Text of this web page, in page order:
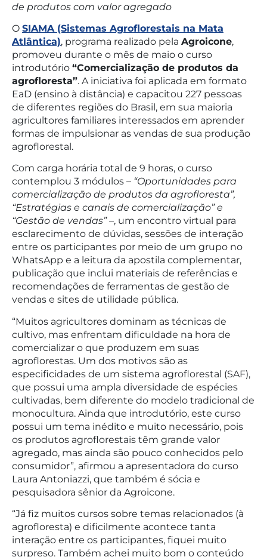
de produtos com valor agregado
O SIAMA (Sistemas Agroflorestais na Mata
Atlântica), programa realizado pela Agroicone,
promoveu durante o mês de maio o curso
introdutório “Comercialização de produtos da
agrofloresta”. A iniciativa foi aplicada em formato
EaD (ensino à distância) e capacitou 227 pessoas
de diferentes regiões do Brasil, em sua maioria
agricultores familiares interessados em aprender
formas de impulsionar as vendas de sua produção
agroflorestal.
Com carga horária total de 9 horas, o curso
contemplou 3 módulos – “Oportunidades para
comercialização de produtos da agrofloresta”,
“Estratégias e canais de comercialização” e
“Gestão de vendas”–, um encontro virtual para
esclarecimento de dúvidas, sessões de interação
entre os participantes por meio de um grupo no
WhatsApp e a leitura da apostila complementar,
publicação que inclui materiais de referências e
recomendações de ferramentas de gestão de
vendas e sites de utilidade pública.
“Muitos agricultores dominam as técnicas de
cultivo, mas enfrentam dificuldade na hora de
comercializar o que produzem em suas
agroflorestas. Um dos motivos são as
especificidades de um sistema agroflorestal (SAF),
que possui uma ampla diversidade de espécies
cultivadas, bem diferente do modelo tradicional de
monocultura. Ainda que introdutório, este curso
possui um tema inédito e muito necessário, pois
os produtos agroflorestais têm grande valor
agregado, mas ainda são pouco conhecidos pelo
consumidor”, afirmou a apresentadora do curso
Laura Antoniazzi, que também é sócia e
pesquisadora sênior da Agroicone.
“Já fiz muitos cursos sobre temas relacionados (à
agrofloresta) e dificilmente acontece tanta
interação entre os participantes, fiquei muito
surpreso. Também achei muito bom o conteúdo